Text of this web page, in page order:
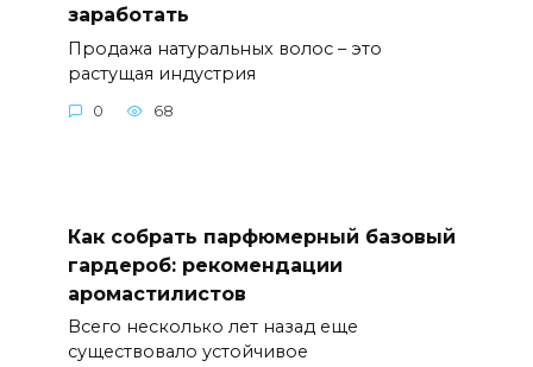
заработать
Продажа натуральных волос – это
растущая индустрия
0 68
Как собрать парфюмерный базовый
гардероб: рекомендации
аромастилистов
Всего несколько лет назад еще
существовало устойчивое